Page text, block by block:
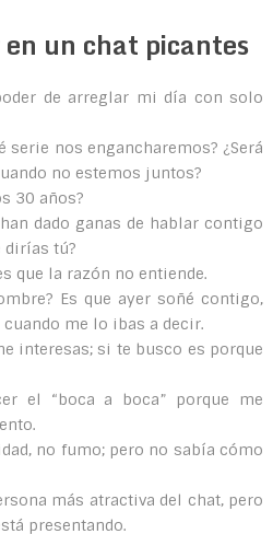
un chat picantes
de arreglar mi día con solo
serie nos engancharemos? ¿Será
no estemos juntos?
30 años?
dado ganas de hablar contigo
dirías tú?
que la razón no entiende.
Es que ayer soñé contigo,
me lo ibas a decir.
interesas; si te busco es porque
el “boca a boca” porque me
no fumo; pero no sabía cómo
más atractiva del chat, pero
presentando.